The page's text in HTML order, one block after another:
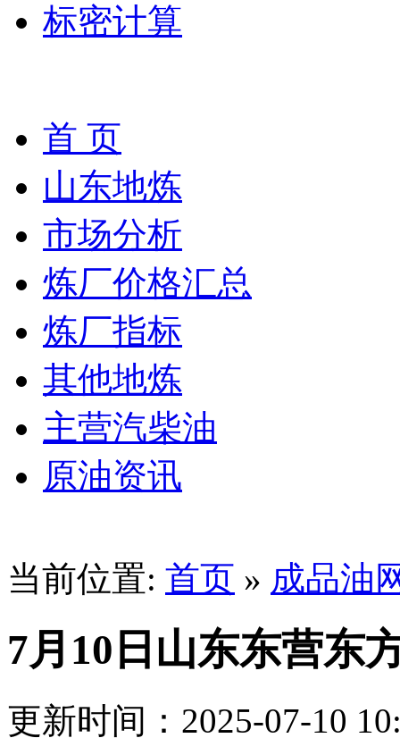
标密计算
首 页
山东地炼
市场分析
炼厂价格汇总
炼厂指标
其他地炼
主营汽柴油
原油资讯
当前位置: 首页 » 成品油
7月10日山东东营东
更新时间：2025-07-10